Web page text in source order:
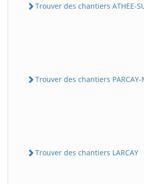
Trouver des chantiers ATHEE-
Trouver des chantiers PARCAY-
Trouver des chantiers LARCAY